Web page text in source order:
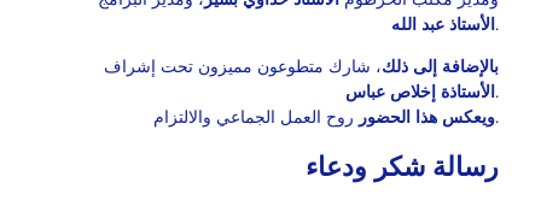
الأستاذ عبد الله.
بالإضافة إلى ذلك، شارك متطوعون مميزون تحت إشراف
الأستاذة إخلاص عباس.
ويعكس هذا الحضورروح العمل الجماعي والالتزام.
رسالة شكر ودعاء